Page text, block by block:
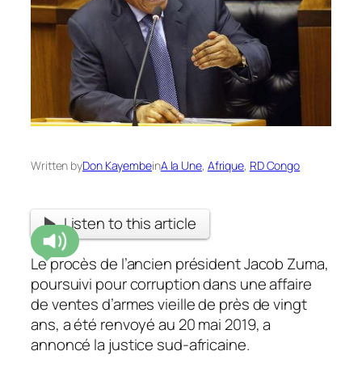
Written byDon KayembeinA la Une, Afrique, RD Congo
Listen to this article
Le procès de l’ancien président Jacob Zuma,
poursuivi pour corruption dans une affaire
de ventes d’armes vieille de près de vingt
ans, a été renvoyé au 20 mai 2019, a
annoncé la justice sud-africaine.